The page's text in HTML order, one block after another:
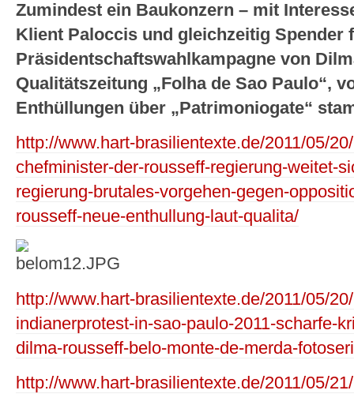
Zumindest ein Baukonzern – mit
Klient Paloccis und gleichzeitig Spender
Präsidentschaftswahlkampagne von
Qualitätszeitung „Folha de Sao Paulo“,
Enthüllungen über „Patrimoniogate“
http://www.hart-brasilientexte.de/2011/05/
chefminister-der-rousseff-regierung-weitet-
regierung-brutales-vorgehen-gegen-
rousseff-neue-enthullung-laut-qualita/
http://www.hart-brasilientexte.de/2011/05/
indianerprotest-in-sao-paulo-2011-scharfe-
dilma-rousseff-belo-monte-de-merda-
http://www.hart-brasilientexte.de/2011/05/